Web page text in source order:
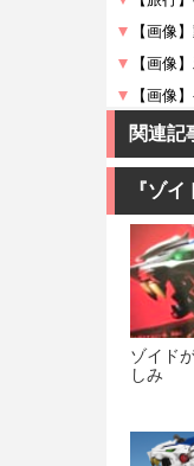
関連記
『ゾ
ゾイド
しみ